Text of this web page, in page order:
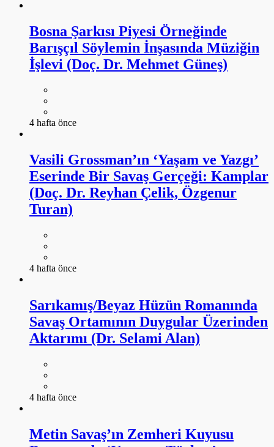
Bosna Şarkısı Piyesi Örneğinde
Barışçıl Söylemin İnşasında Müziğin
İşlevi (Doç. Dr. Mehmet Güneş)
4 hafta önce
Vasili Grossman’ın ‘Yaşam ve Yazgı’
Eserinde Bir Savaş Gerçeği: Kamplar
(Doç. Dr. Reyhan Çelik, Özgenur
Turan)
4 hafta önce
Sarıkamış/Beyaz Hüzün Romanında
Savaş Ortamının Duygular Üzerinden
Aktarımı (Dr. Selami Alan)
4 hafta önce
Metin Savaş’ın Zemheri Kuyusu